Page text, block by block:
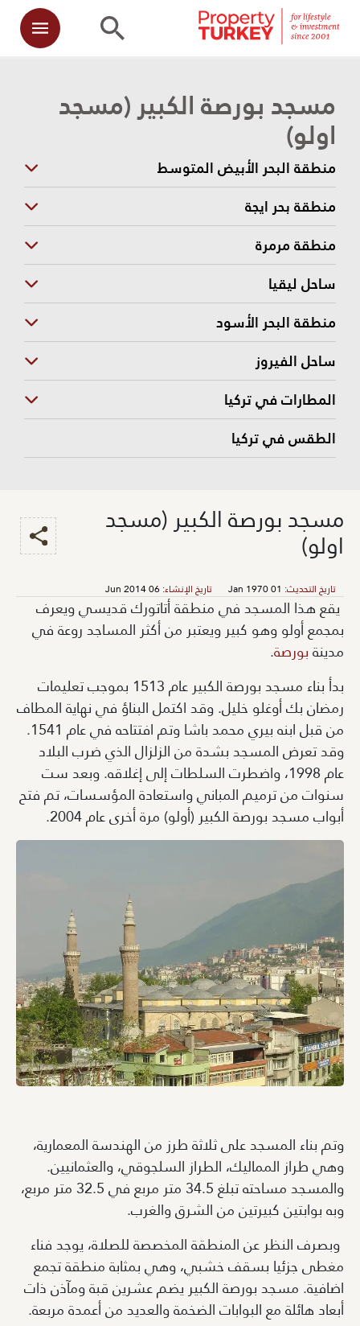
مسجد بورصة الكبير (مسجد
اولو)
منطقة البحر الأبيض المتوسط
منطقة بحر ايجة
منطقة مرمرة
ساحل ليقيا
منطقة البحر الأسود
ساحل الفيروز
المطارات في تركيا
الطقس في تركيا
مسجد بورصة الكبير (مسجد
اولو)
تاريخ التحديث:
01 Jan 1970 تاريخ الإنشاء:
06 Jun 2014
يقع هذا المسجد في منطقة أتاتورك قديسي ويعرف
بمجمع أولو وهو كبير ويعتبر من أكثر المساجد روعة في
مدينةبورصة.
بدأ بناء مسجد بورصة الكبير عام 1513 بموجب تعليمات
رمضان بك أوغلو خليل. وقد اكتمل البناؤ في نهاية المطاف
من قبل ابنه بيري محمد باشا وتم افتتاحه في عام 1541.
وقد تعرض المسجد بشدة من الزلزال الذي ضرب البلاد
عام 1998، واضطرت السلطات إلى إغلاقه. وبعد ست
سنوات من ترميم المباني واستعادة المؤسسات، تم فتح
أبواب مسجد بورصة الكبير (أولو) مرة أخرى عام 2004.
وتم بناء المسجد على ثلاثة طرز من الهندسة المعمارية،
وهي طراز المماليك، الطراز السلجوقي، والعثمانيين.
والمسجد مساحته تبلغ 34.5 متر مربع في 32.5 متر مربع،
وبه بوابتين كبيرتين من الشرق والغرب.
وبصرف النظر عن المنطقة المخصصة للصلاة، يوجد فناء
مغطى جزئيا بسقف خشبي، وهي بمثابة منطقة تجمع
اضافية. مسجد بورصة الكبير يضم عشرين قبة ومآذن ذات
أبعاد هائلة مع البوابات الضخمة والعديد من أعمدة مربعة.